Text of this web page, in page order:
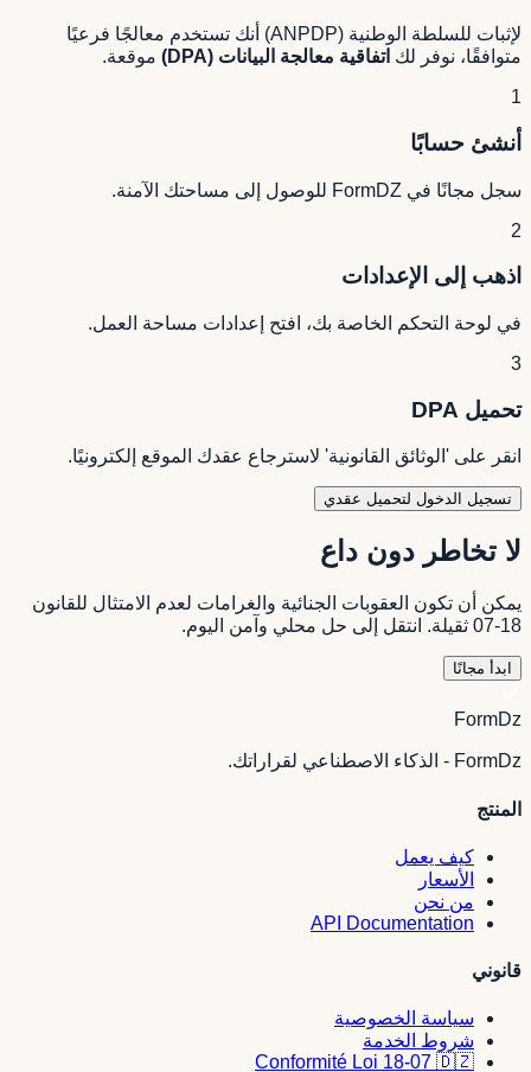
لإثبات للسلطة الوطنية (ANPDP) أنك تستخدم معالجًا فرعيًا
متوافقًا، نوفر لك اتفاقية معالجة البيانات (DPA)
موقعة.
1
أنشئ حسابًا
سجل مجانًا في FormDZ للوصول إلى مساحتك الآمنة.
2
اذهب إلى الإعدادات
في لوحة التحكم الخاصة بك، افتح إعدادات مساحة العمل.
3
تحميل DPA
انقر على 'الوثائق القانونية' لاسترجاع عقدك الموقع إلكترونيًا.
تسجيل الدخول لتحميل عقدي
لا تخاطر دون داع
يمكن أن تكون العقوبات الجنائية والغرامات لعدم الامتثال للقانون
18-07 ثقيلة. انتقل إلى حل محلي وآمن اليوم.
ابدأ مجانًا
FormDz
FormDz - الذكاء الاصطناعي لقراراتك.
المنتج
كيف يعمل
الأسعار
من نحن
API Documentation
قانوني
سياسة الخصوصية
شروط الخدمة
Conformité Loi 18-07 🇩🇿